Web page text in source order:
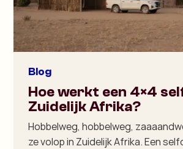
Blog
Hoe werkt een 4×4
Zuidelijk Afrika?
Hobbelweg, hobbelweg,
ze volop in Zuidelijk Afrika. Een